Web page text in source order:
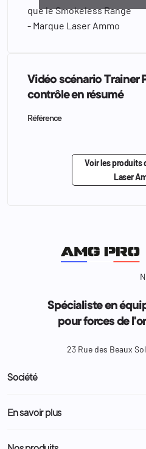
que le Smokeless Range
- Marque Laser Ammo
Vidéo scénario Trainer
contrôle en résumé
Référence
Voir les produits
Laser
Spécialiste en
pour forces de
23 Rue des Beaux
Société
Livraison et retour colis
En savoir plus
Programme Fidélité